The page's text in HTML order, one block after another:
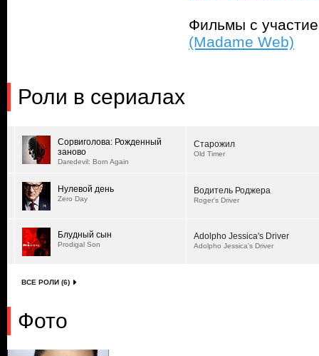
Фильмы с
(Madame Web)
Роли в сериалах
Сорвиголова: Рожденный
заново
Daredevil: Born Again
Старожил
Old Timer
Нулевой день
Zero Day
Водитель Роджера
Roger's Driver
Блудный сын
Prodigal Son
Adolpho Jessica's Driver
Adolpho Jessica's Driver
ВСЕ РОЛИ (6)
Фото